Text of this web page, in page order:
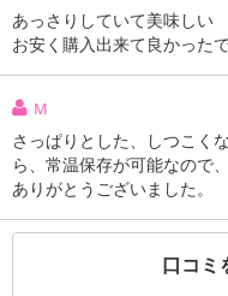
注意事項
お申込みの際は 「商品
必ずご確認ください。
【キャンセルについて】
※お申込み後のキャンセル
記載されている内容を必ず
あっさりしていて美味しい
お安く購入出来て良かった
M
さっぱりとした、しつこく
ら、常温保存が可能なので
ありがとうございました。
口コミ